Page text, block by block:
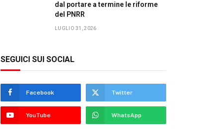
dal portare a termine le riforme
del PNRR
LUGLIO 31, 2026
SEGUICI SUI SOCIAL
Facebook Twitter
YouTube WhatsApp